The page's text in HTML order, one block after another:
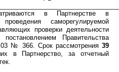
в Партнерстве в
саморегулируемой
проверки деятельности
Правительства
№ 366. Срок рассмотрения 39
в Партнерство, за отчетный